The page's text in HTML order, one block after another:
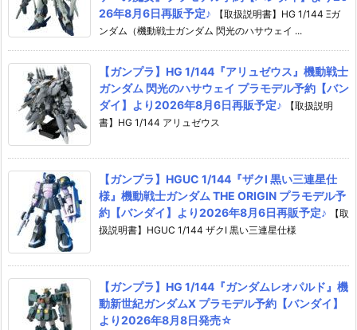
26年8月6日再販予定♪
【取扱説明書】HG 1/144 Ξガ
ンダム（機動戦士ガンダム 閃光のハサウェイ ...
【ガンプラ】HG 1/144『アリュゼウス』機動戦士
ガンダム 閃光のハサウェイ プラモデル予約【バン
ダイ】より2026年8月6日再販予定♪
【取扱説明
書】HG 1/144 アリュゼウス
【ガンプラ】HGUC 1/144『ザクI 黒い三連星仕
様』機動戦士ガンダム THE ORIGIN プラモデル予
約【バンダイ】より2026年8月6日再販予定♪
【取
扱説明書】HGUC 1/144 ザクI 黒い三連星仕様
【ガンプラ】HG 1/144『ガンダムレオパルド』機
動新世紀ガンダムX プラモデル予約【バンダイ】
より2026年8月8日発売☆